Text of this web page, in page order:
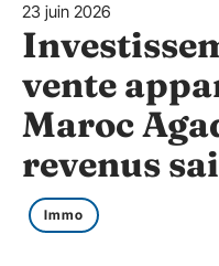
23 juin 2026
vente
Maroc
revenus
Immo